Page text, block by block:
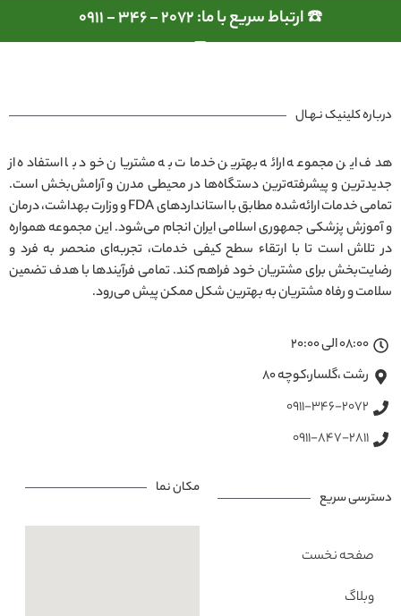
☎️ ارتباط سریع با ما: 2072 - 346 - 0911
درباره کلینیک نـهـال
هدف این مجموعه ارائه بهترین خدمات به مشتریان خود با استفاده از
جدیدترین و پیشرفته‌ترین دستگاه‌ها در محیطی مدرن و آرامش‌بخش است.
تمامی خدمات ارائه‌شده مطابق با استانداردهای FDA و وزارت بهداشت، درمان
و آموزش پزشکی جمهوری اسلامی ایران انجام می‌شود. این مجموعه همواره
در تلاش است تا با ارتقاء سطح کیفی خدمات، تجربه‌ای منحصر به فرد و
رضایت‌بخش برای مشتریان خود فراهم کند. تمامی فرآیندها با هدف تضمین
سلامت و رفاه مشتریان به بهترین شکل ممکن پیش می‌رود.
08:00 الی 20:00
رشت ،گلسار،کوچه ۸۰
0911-346-2072
0911-847-2811
دسترسی سریع
صفحه نخست
وبلاگ
مکان نما